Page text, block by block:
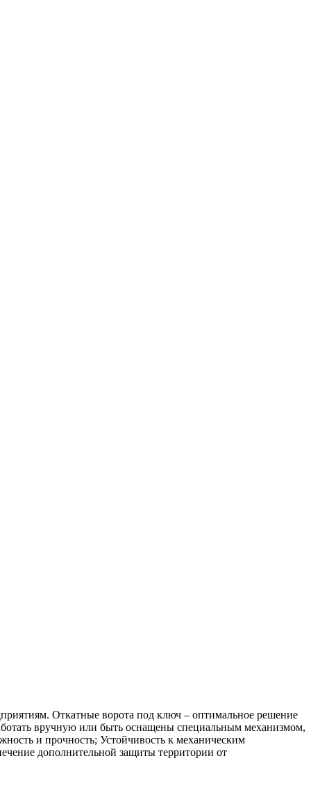
Откатные ворота под ключ – оптимальное решение
вручную или быть оснащены специальным механизмом,
и прочность; Устойчивость к механическим
дополнительной защиты территории от